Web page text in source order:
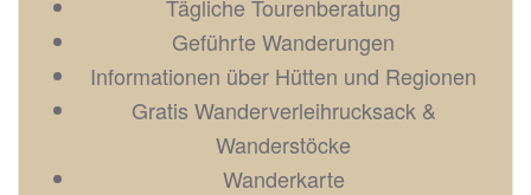
Tägliche Tourenberatung
Geführte Wanderungen
Informationen über Hütten und Regionen
Gratis Wanderverleihrucksack &
Wanderstöcke
Wanderkarte